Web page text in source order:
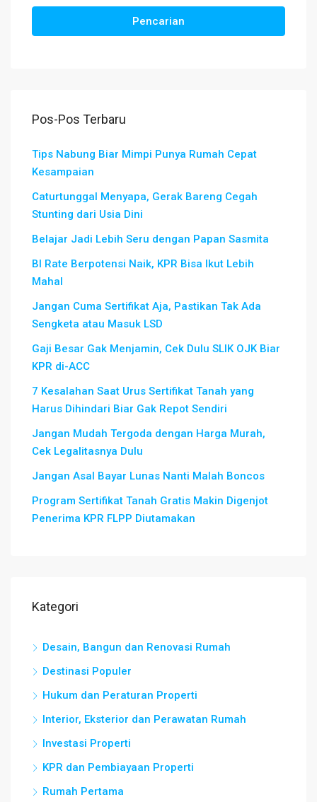
Pencarian
Pos-Pos Terbaru
Tips Nabung Biar Mimpi Punya Rumah Cepat
Kesampaian
Caturtunggal Menyapa, Gerak Bareng Cegah
Stunting dari Usia Dini
Belajar Jadi Lebih Seru dengan Papan Sasmita
BI Rate Berpotensi Naik, KPR Bisa Ikut Lebih
Mahal
Jangan Cuma Sertifikat Aja, Pastikan Tak Ada
Sengketa atau Masuk LSD
Gaji Besar Gak Menjamin, Cek Dulu SLIK OJK Biar
KPR di-ACC
7 Kesalahan Saat Urus Sertifikat Tanah yang
Harus Dihindari Biar Gak Repot Sendiri
Jangan Mudah Tergoda dengan Harga Murah,
Cek Legalitasnya Dulu
Jangan Asal Bayar Lunas Nanti Malah Boncos
Program Sertifikat Tanah Gratis Makin Digenjot
Penerima KPR FLPP Diutamakan
Kategori
Desain, Bangun dan Renovasi Rumah
Destinasi Populer
Hukum dan Peraturan Properti
Interior, Eksterior dan Perawatan Rumah
Investasi Properti
KPR dan Pembiayaan Properti
Rumah Pertama